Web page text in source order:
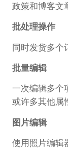
政策和博客文
批处理操作
同时发货多个
批量编辑
一次编辑多个
或许多其他属
图片编辑
使用照片编辑